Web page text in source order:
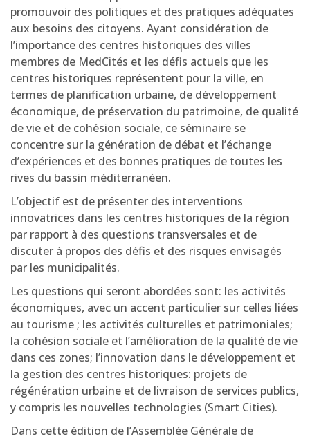
promouvoir des politiques et des pratiques adéquates
aux besoins des citoyens. Ayant considération de
l’importance des centres historiques des villes
membres de MedCités et les défis actuels que les
centres historiques représentent pour la ville, en
termes de planification urbaine, de développement
économique, de préservation du patrimoine, de qualité
de vie et de cohésion sociale, ce séminaire se
concentre sur la génération de débat et l’échange
d’expériences et des bonnes pratiques de toutes les
rives du bassin méditerranéen.
L’objectif est de présenter des interventions
innovatrices dans les centres historiques de la région
par rapport à des questions transversales et de
discuter à propos des défis et des risques envisagés
par les municipalités.
Les questions qui seront abordées sont: les activités
économiques, avec un accent particulier sur celles liées
au tourisme ; les activités culturelles et patrimoniales;
la cohésion sociale et l’amélioration de la qualité de vie
dans ces zones; l’innovation dans le développement et
la gestion des centres historiques: projets de
régénération urbaine et de livraison de services publics,
y compris les nouvelles technologies (Smart Cities).
Dans cette édition de l’Assemblée Générale de